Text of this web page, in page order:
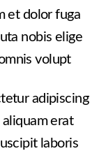
et dolor fuga
nobis elige
volupt
adipiscing
erat
laboris